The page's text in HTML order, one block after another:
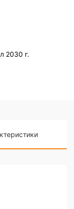
2030 г.